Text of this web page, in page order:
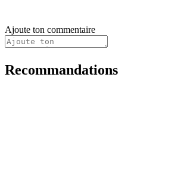
Ajoute ton commentaire
Recommandations